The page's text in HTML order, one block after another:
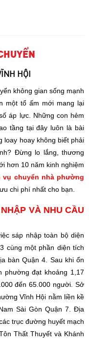
HỘI
không gian sống mạnh
một tổ ấm mới mang lại
áp lực. Những con hẻm
tầng tại đây luôn là bài
loay hoay không biết phải
Đừng lo lắng, thương
hơn 10 năm kinh nghiệm
vụ chuyển nhà phường
chi phí nhất cho bạn.
VÀ NHU CẦU
sáp nhập toàn bộ diện
cùng một phần diện tích
bàn Quận 4. Sau khi ổn
phường đạt khoảng 1,17
đến 65.000 người. Sở
Vĩnh Hội nằm liền kề
Sài Gòn Quận 7. Địa
trục đường huyết mạch
Thất Thuyết và Khánh